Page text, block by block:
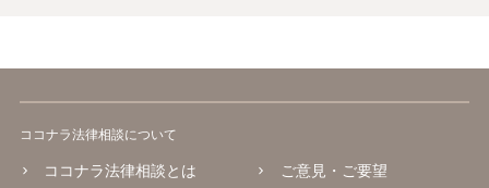
ココナラ法律相談について
ココナラ法律相談とは
ご意見・ご要望